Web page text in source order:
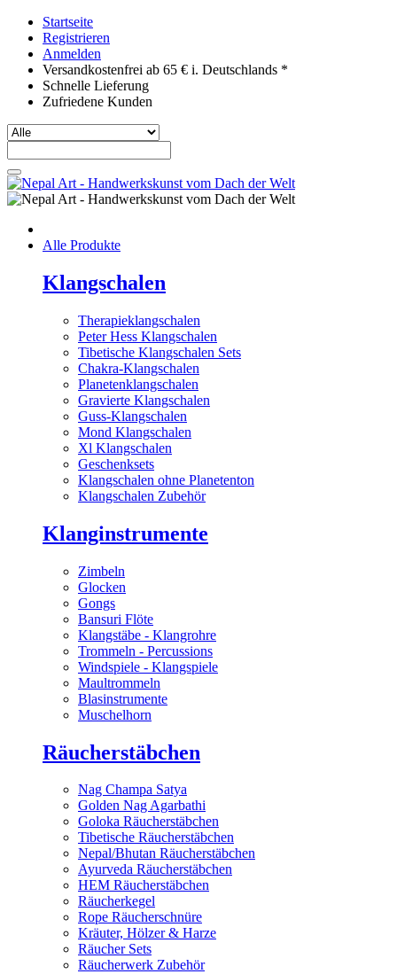
Startseite
Registrieren
Anmelden
Versandkostenfrei ab 65 € i. Deutschlands *
Schnelle Lieferung
Zufriedene Kunden
Alle Produkte
Klangschalen
Therapieklangschalen
Peter Hess Klangschalen
Tibetische Klangschalen Sets
Chakra-Klangschalen
Planetenklangschalen
Gravierte Klangschalen
Guss-Klangschalen
Mond Klangschalen
Xl Klangschalen
Geschenksets
Klangschalen ohne Planetenton
Klangschalen Zubehör
Klanginstrumente
Zimbeln
Glocken
Gongs
Bansuri Flöte
Klangstäbe - Klangrohre
Trommeln - Percussions
Windspiele - Klangspiele
Maultrommeln
Blasinstrumente
Muschelhorn
Räucherstäbchen
Nag Champa Satya
Golden Nag Agarbathi
Goloka Räucherstäbchen
Tibetische Räucherstäbchen
Nepal/Bhutan Räucherstäbchen
Ayurveda Räucherstäbchen
HEM Räucherstäbchen
Räucherkegel
Rope Räucherschnüre
Kräuter, Hölzer & Harze
Räucher Sets
Räucherwerk Zubehör